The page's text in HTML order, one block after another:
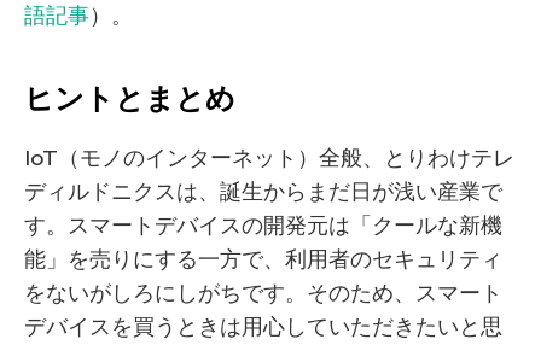
語記事）。
ヒントとまとめ
IoT（モノのインターネット）全般、とりわけテレ
ディルドニクスは、誕生からまだ日が浅い産業で
す。スマートデバイスの開発元は「クールな新機
能」を売りにする一方で、利用者のセキュリティ
をないがしろにしがちです。そのため、スマート
デバイスを買うときは用心していただきたいと思